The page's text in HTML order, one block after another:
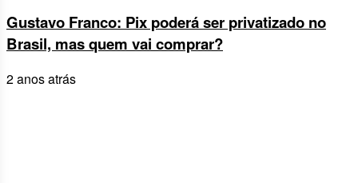
Gustavo Franco: Pix poderá ser privatizado no
Brasil, mas quem vai comprar?
2 anos atrás